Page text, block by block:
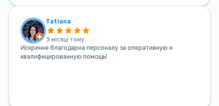
Tatiana
3 місяці тому
Искренне благодарна персоналу за оперативную и
квалифицированную помощь!